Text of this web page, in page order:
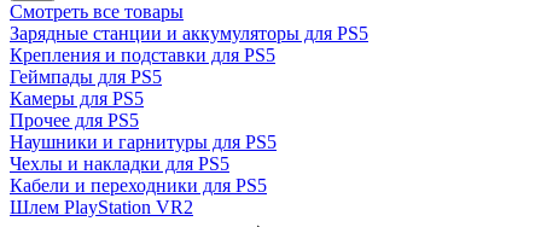
Смотреть все товары
Зарядные станции и аккумуляторы для PS5
Крепления и подставки для PS5
Геймпады для PS5
Камеры для PS5
Прочее для PS5
Наушники и гарнитуры для PS5
Чехлы и накладки для PS5
Кабели и переходники для PS5
Шлем PlayStation VR2